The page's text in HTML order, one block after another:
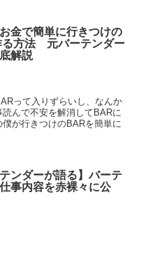
金で簡単に行きつけの
る方法 元バーテンダー
解説
って入りずらいし、なんか
んで不安を解消してBARに
が行きつけのBARを簡単に
テンダーが語る】バーテ
事内容を赤裸々に公